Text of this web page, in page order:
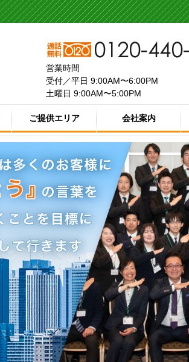
営業時間
受付／平日 9:00AM〜6:00PM
土曜日 9:00AM〜5:00PM
ご提供エリア 会社案内